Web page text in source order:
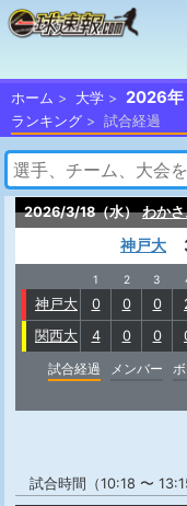
ホーム 大学 2026年
ランキング
試合経過
2026/3/18（水） わか
神戸大
1 2 3
神戸大 0 0 0
関西大
4 0 0
試合経過
メンバー
試合時間（10:18 〜